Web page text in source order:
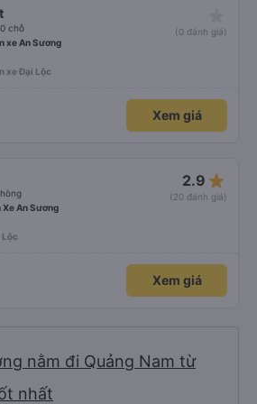
chỗ
(0 đánh giá)
xe An Sương
xe Đại Lộc
Xem giá
2.9 star_rate
(20 đánh giá)
Xe An Sương
Lộc
Xem giá
nằm đi Quảng Nam từ
nhất